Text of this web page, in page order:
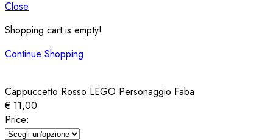
Close
Shopping cart is empty!
Continue Shopping
Cappuccetto Rosso LEGO Personaggio Faba
€ 11,00
Price: